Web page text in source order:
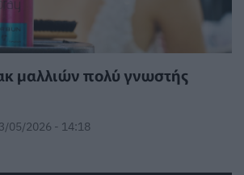
μαλλιών πολύ γνωστής
05/2026 - 14:18